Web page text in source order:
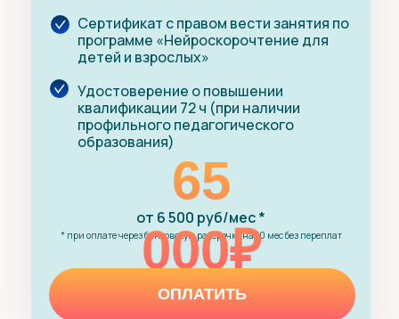
Сертификат с правом вести занятия по
программе «Нейроскорочтение для
детей и взрослых»
Удостоверение о повышении
квалификации 72 ч (при наличии
профильного педагогического
образования)
* при оплате через банковскую рассрочку на 10 мес без переплат
от 6 500 руб/мес *
65
000₽
ОПЛАТИТЬ